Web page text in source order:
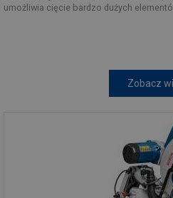
umożliwia cięcie bardzo dużych
Zobacz